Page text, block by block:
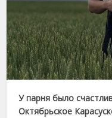
У парня было
Октябрьское